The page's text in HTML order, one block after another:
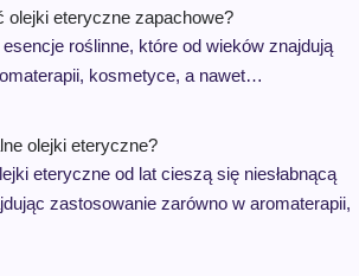
olejki eteryczne zapachowe?
roślinne, które od wieków znajdują
kosmetyce, a nawet…
olejki eteryczne?
eteryczne od lat cieszą się niesłabnącą
zastosowanie zarówno w aromaterapii,